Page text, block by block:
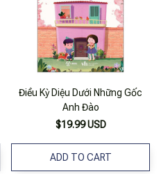
Điều Kỳ Diệu Dưới Những Gốc
Anh Đào
$19.99 USD
ADD TO CART